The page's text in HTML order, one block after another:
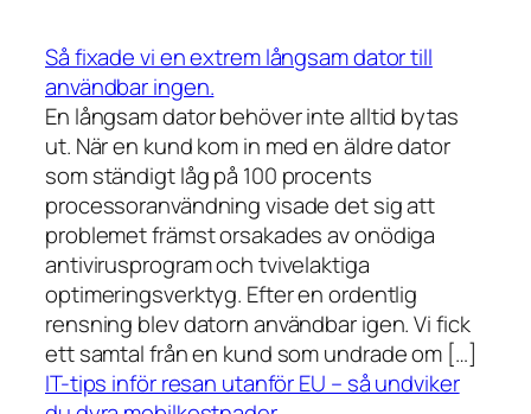
Så fixade vi en extrem långsam dator till
användbar ingen.
En långsam dator behöver inte alltid bytas
ut. När en kund kom in med en äldre dator
som ständigt låg på 100 procents
processoranvändning visade det sig att
problemet främst orsakades av onödiga
antivirusprogram och tvivelaktiga
optimeringsverktyg. Efter en ordentlig
rensning blev datorn användbar igen. Vi fick
ett samtal från en kund som undrade om […]
IT-tips inför resan utanför EU – så undviker